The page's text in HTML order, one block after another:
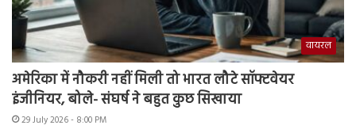
वायरल
अमेरिका में नौकरी नहीं मिली तो भारत लौटे सॉफ्टवेयर
इंजीनियर, बोले- संघर्ष ने बहुत कुछ सिखाया
29 July 2026 - 8:00 PM